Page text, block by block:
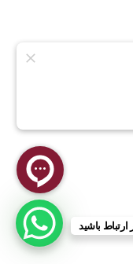
ارتباط باشید